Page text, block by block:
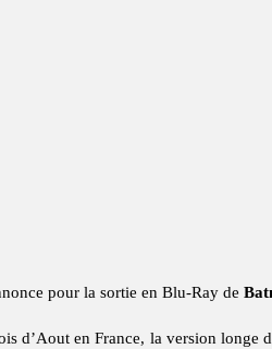
pour la sortie en Blu-Ray de
d’Aout en France, la version longe